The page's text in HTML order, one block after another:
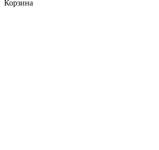
Корзина